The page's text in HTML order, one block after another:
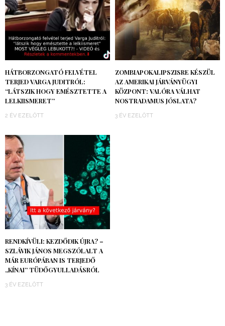
HÁTBORZONGATÓ FELVÉTEL
TERJED VARGA JUDITRÓL:
“LÁTSZIK HOGY EMÉSZTETTE A
LELKIISMERET”
2 ÉV EZELŐTT
ZOMBIAPOKALIPSZISRE KÉSZÜL
AZ AMERIKAI JÁRVÁNYÜGYI
KÖZPONT: VALÓRA VÁLHAT
NOSTRADAMUS JÓSLATA?
3 ÉV EZELŐTT
RENDKÍVÜLI: KEZDŐDIK ÚJRA? –
SZLÁVIK JÁNOS MEGSZÓLALT A
MÁR EURÓPÁBAN IS TERJEDŐ
„KÍNAI” TÜDŐGYULLADÁSRÓL
3 ÉV EZELŐTT